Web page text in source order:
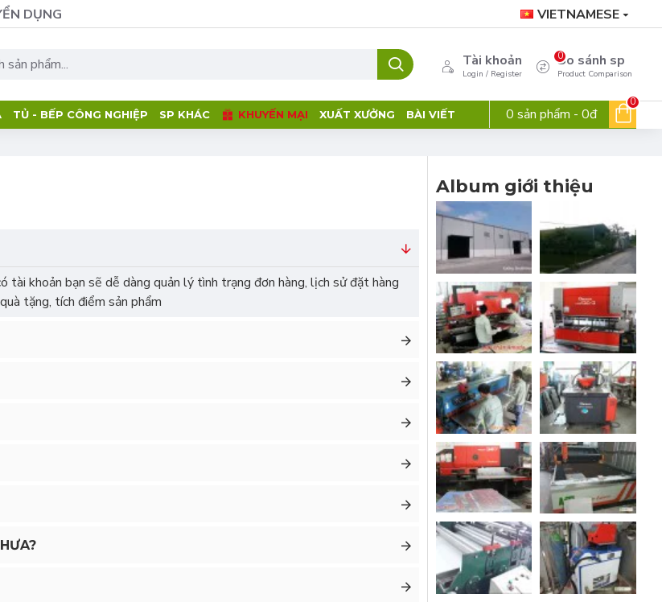
DỤNG VIETNAMESE
Tài khoản
Login / Register
So sánh sp
Product Comparison
0
TỦ - BẾP CÔNG NGHIỆP SP KHÁC KHUYẾN MẠI XUẤT XƯỞNG BÀI VIẾT 0 sản phẩm - 0đ
0
tài khoản bạn sẽ dễ dàng quản lý tình trạng đơn hàng, lịch sử đặt hàng
tặng, tích điểm sản phẩm
Album giới thiệu